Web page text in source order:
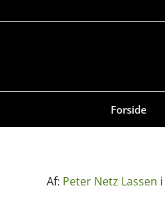
Forside
Af: Peter Netz Lassen i